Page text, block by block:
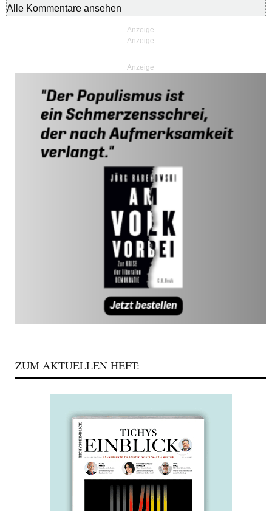
Alle Kommentare ansehen
Anzeige
ZUM AKTUELLEN HEFT: